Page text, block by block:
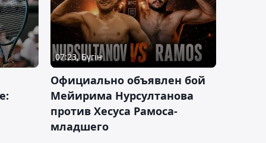
07:23, Бүгін
Официально объявлен бой
Мейирима Нурсултанова
против Хесуса Рамоса-
младшего